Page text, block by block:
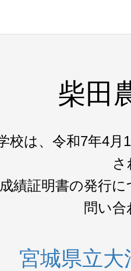
柴田
校は、令和7年4
績証明書の発行
問い
宮城県立